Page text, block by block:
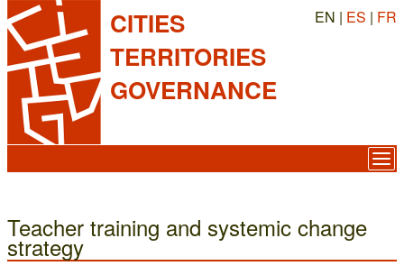
CITIES
TERRITORIES
GOVERNANCE
EN | ES | FR
Teacher training and systemic change
strategy